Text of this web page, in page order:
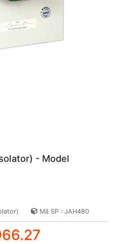
- Model
Mã SP : JAH480